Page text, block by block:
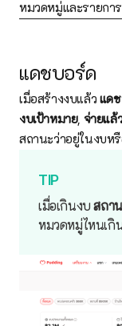
หมวดหมู่และรายกา
แดชบอร์ด
เมื่อสร้างงบแล้ว แด
งบเป้าหมาย, จ่ายแล้
สถานะว่าอยู่ในงบห
เมื่อเกินงบสถา
หมวดหมู่ไหนเกิ